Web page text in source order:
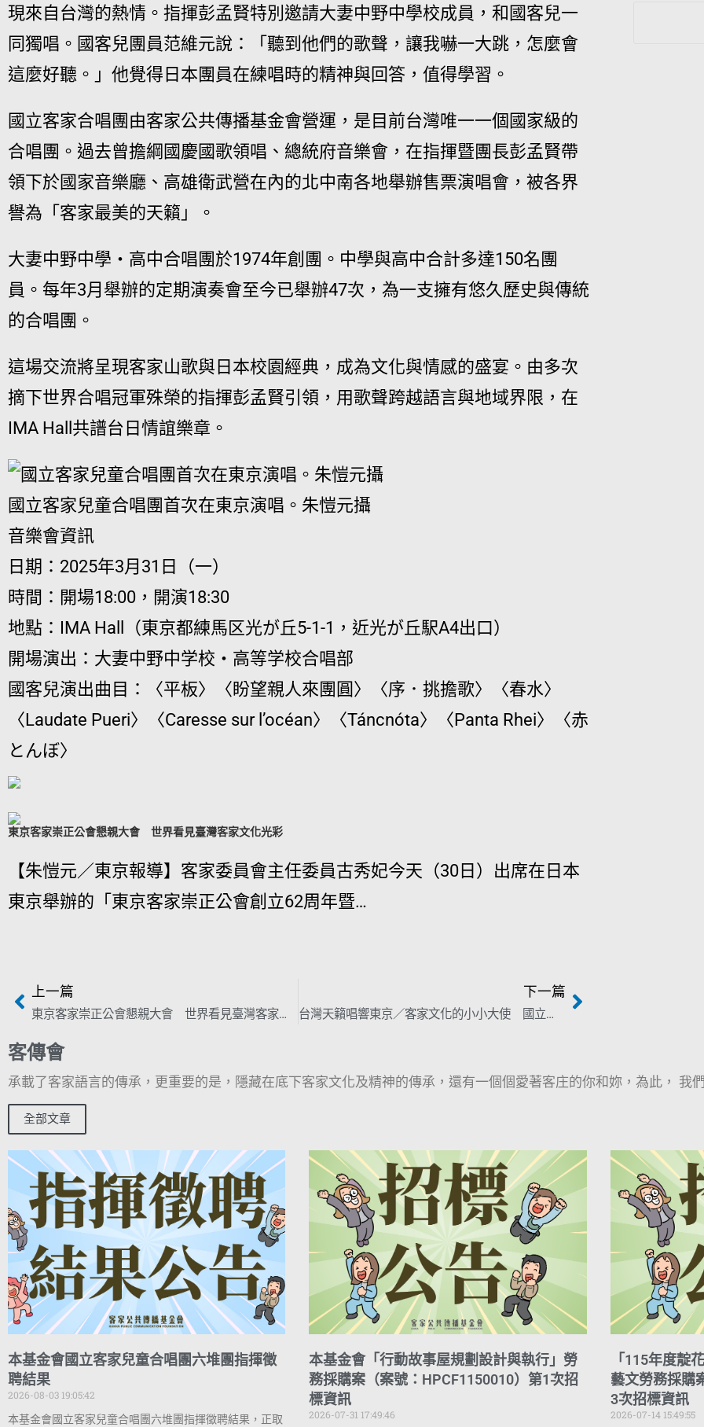
現來自台灣的熱情。指揮彭孟賢特別邀請大妻中野中學校成員，和國客兒一
同獨唱。國客兒團員范維元說：「聽到他們的歌聲，讓我嚇一大跳，怎麼會
這麼好聽。」他覺得日本團員在練唱時的精神與回答，值得學習。
國立客家合唱團由客家公共傳播基金會營運，是目前台灣唯一一個國家級的
合唱團。過去曾擔綱國慶國歌領唱、總統府音樂會，在指揮暨團長彭孟賢帶
領下於國家音樂廳、高雄衛武營在內的北中南各地舉辦售票演唱會，被各界
譽為「客家最美的天籟」。
大妻中野中學・高中合唱團於1974年創團。中學與高中合計多達150名團
員。每年3月舉辦的定期演奏會至今已舉辦47次，為一支擁有悠久歷史與傳統
的合唱團。
這場交流將呈現客家山歌與日本校園經典，成為文化與情感的盛宴。由多次
摘下世界合唱冠軍殊榮的指揮彭孟賢引領，用歌聲跨越語言與地域界限，在
IMA Hall共譜台日情誼樂章。
國立客家兒童合唱團首次在東京演唱。朱愷元攝
音樂會資訊
日期：2025年3月31日（一）
時間：開場18:00，開演18:30
地點：IMA Hall（東京都練馬区光が丘5-1-1，近光が丘駅A4出口）
開場演出：大妻中野中学校・高等学校合唱部
國客兒演出曲目：〈平板〉〈盼望親人來團圓〉〈序．挑擔歌〉〈春水〉
〈Laudate Pueri〉〈Caresse sur l’océan〉〈Táncnóta〉〈Panta Rhei〉〈赤
とんぼ〉
東京客家崇正公會懇親大會 世界看見臺灣客家文化光彩
【朱愷元／東京報導】客家委員會主任委員古秀妃今天（30日）出席在日本
東京舉辦的「東京客家崇正公會創立62周年暨…
上一篇
東京客家崇正公會懇親大會 世界看見臺灣客家文化光彩
下一篇
台灣天籟唱響東京／客家文化的小小大使 國立客家兒童合唱團海外首演
客傳會
承載了客家語言的傳承，更重要的是，隱藏在底下客家文化及精神的傳承，還有一個個愛著客庄的你和妳，為此， 我
全部文章
本基金會國立客家兒童合唱團六堆團指揮徵
聘結果
2026-08-03 19:05:42
本基金會國立客家兒童合唱團六堆團指揮徵聘結果，正取
本基金會「行動故事屋規劃設計與執行」勞
務採購案（案號：HPCF1150010）第1次招
標資訊
2026-07-31 17:49:46
「115年度靛
藝文勞務採購
3次招標資訊
2026-07-14 15:49:55